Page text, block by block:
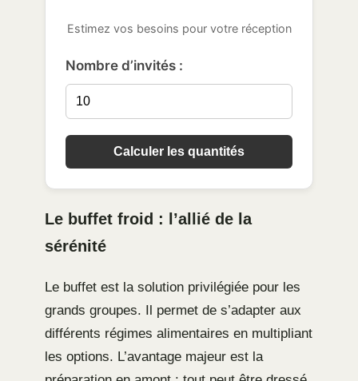
Estimez vos besoins pour votre réception
Nombre d’invités :
Calculer les quantités
Le buffet froid : l’allié de la
sérénité
Le buffet est la solution privilégiée pour les
grands groupes. Il permet de s’adapter aux
différents régimes alimentaires en multipliant
les options. L’avantage majeur est la